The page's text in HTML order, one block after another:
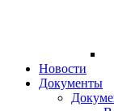
Новости
Документы